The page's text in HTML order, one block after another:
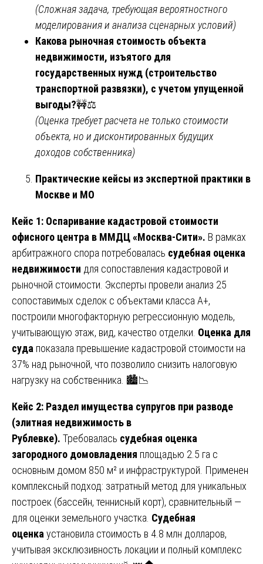
(Сложная задача, требующая вероятностного
моделирования и анализа сценарных условий)
Какова рыночная стоимость объекта
недвижимости, изъятого для
государственных нужд (строительство
транспортной развязки), с учетом упущенной
выгоды?🚧⚖️
(Оценка требует расчета не только стоимости
объекта, но и дисконтированных будущих
доходов собственника)
Практические кейсы из экспертной практики в
Москве и МО
Кейс 1: Оспаривание кадастровой стоимости
офисного центра в ММДЦ «Москва-Сити». В рамках
арбитражного спора потребовалась судебная оценка
недвижимости для сопоставления кадастровой и
рыночной стоимости. Эксперты провели анализ 25
сопоставимых сделок с объектами класса А+,
построили многофакторную регрессионную модель,
учитывающую этаж, вид, качество отделки. Оценка для
суда показала превышение кадастровой стоимости на
37% над рыночной, что позволило снизить налоговую
нагрузку на собственника. 🏙️📉
Кейс 2: Раздел имущества супругов при разводе
(элитная недвижимость в
Рублевке). Требовалась судебная оценка
загородного домовладения площадью 2.5 га с
основным домом 850 м² и инфраструктурой. Применен
комплексный подход: затратный метод для уникальных
построек (бассейн, теннисный корт), сравнительный —
для оценки земельного участка. Судебная
оценка установила стоимость в 4.8 млн долларов,
учитывая эксклюзивность локации и полный комплекс